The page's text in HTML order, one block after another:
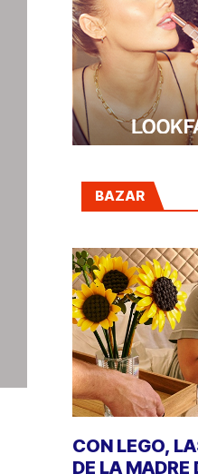
BAZAR
CON LEGO,
DE LA MADRE